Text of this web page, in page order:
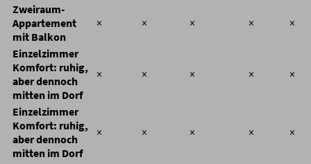
Zweiraum-
Appartement
mit Balkon
× × × × ×
Einzelzimmer
Komfort: ruhig,
aber dennoch
mitten im Dorf
× × × × ×
Einzelzimmer
Komfort: ruhig,
aber dennoch
mitten im Dorf
× × × × ×